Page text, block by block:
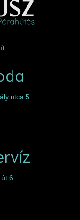
utca 5
6.